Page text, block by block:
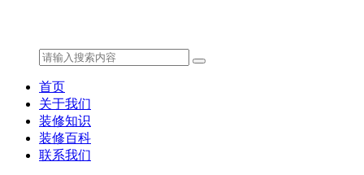
首页
关于我们
装修知识
装修百科
联系我们